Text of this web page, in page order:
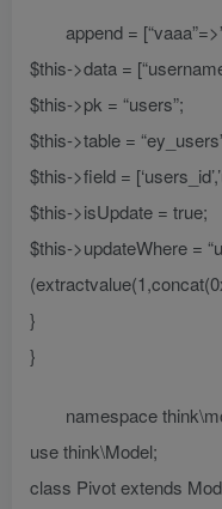
append =
$this->data =
$this->pk = “users”;
$this->table =
$this->field =
$this->isUpdate = true;
$this->updateWhere =
}
}
namespace
use think\Model;
class Pivot extends